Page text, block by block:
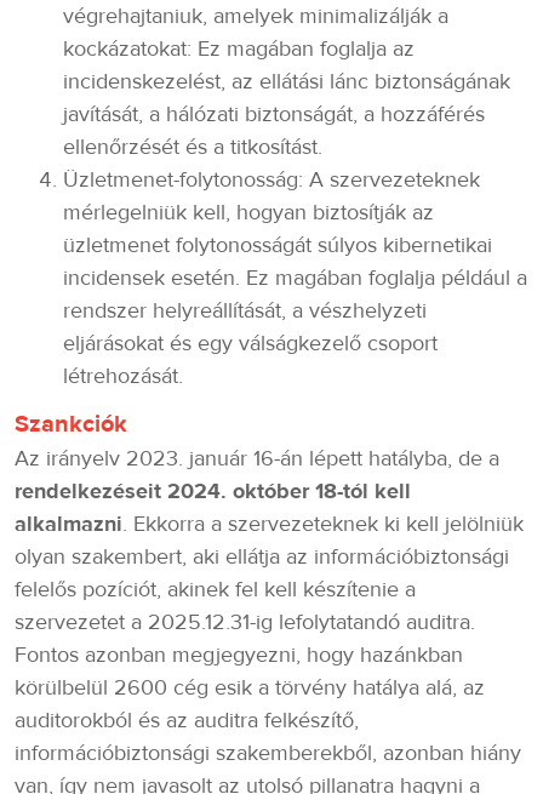
végrehajtaniuk, amelyek minimalizálják a
kockázatokat: Ez magában foglalja az
incidenskezelést, az ellátási lánc biztonságának
javítását, a hálózati biztonságát, a hozzáférés
ellenőrzését és a titkosítást.
Üzletmenet-folytonosság: A szervezeteknek
mérlegelniük kell, hogyan biztosítják az
üzletmenet folytonosságát súlyos kibernetikai
incidensek esetén. Ez magában foglalja például a
rendszer helyreállítását, a vészhelyzeti
eljárásokat és egy válságkezelő csoport
létrehozását.
Szankciók
Az irányelv 2023. január 16-án lépett hatályba, de a
rendelkezéseit 2024. október 18-tól kell
alkalmazni. Ekkorra a szervezeteknek ki kell jelölniük
olyan szakembert, aki ellátja az információbiztonsági
felelős pozíciót, akinek fel kell készítenie a
szervezetet a 2025.12.31-ig lefolytatandó auditra.
Fontos azonban megjegyezni, hogy hazánkban
körülbelül 2600 cég esik a törvény hatálya alá, az
auditorokból és az auditra felkészítő,
információbiztonsági szakemberekből, azonban hiány
van, így nem javasolt az utolsó pillanatra hagyni a